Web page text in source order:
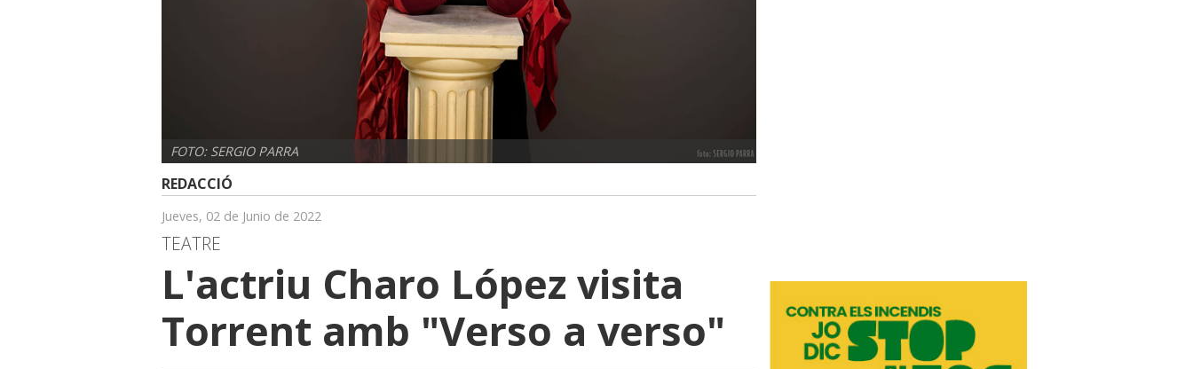
FOTO: SERGIO PARRA
REDACCIÓ
Jueves, 02 de Junio de 2022
TEATRE
L'actriu Charo López visita
Torrent amb "Verso a verso"